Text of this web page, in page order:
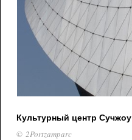
Культурный центр Сучжоу
© 2Portzamparc